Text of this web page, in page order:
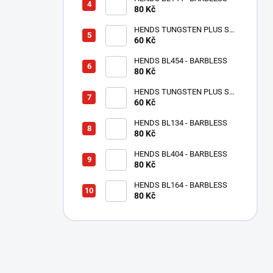
80 Kč
HENDS TUNGSTEN PLUS S
MALOU DRÁŽKOU -
60 Kč
HENDS BL454 - BARBLESS
80 Kč
HENDS TUNGSTEN PLUS S
MALOU DRÁŽKOU - MĚDĚNÝ
60 Kč
HENDS BL134 - BARBLESS
80 Kč
HENDS BL404 - BARBLESS
80 Kč
HENDS BL164 - BARBLESS
80 Kč